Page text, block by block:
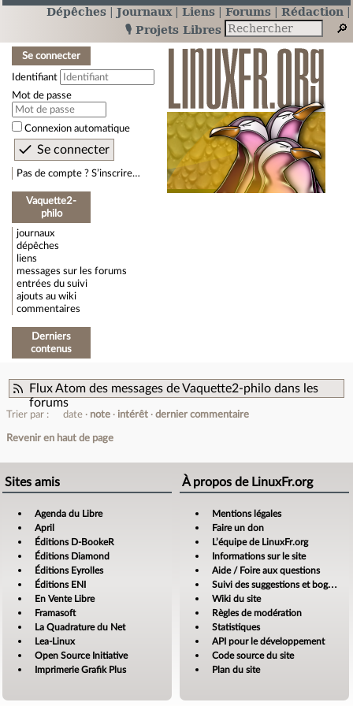
Dépêches Journaux Liens Forums
Rédaction
🎙️ Projets Libres
Se connecter
Identifiant
Mot de passe
Connexion automatique
Pas de compte ? S’inscrire…
Vaquette2-
philo
journaux
dépêches
liens
messages sur les forums
entrées du suivi
ajouts au wiki
commentaires
Derniers
contenus
Flux Atom des messages de Vaquette2-philo dans les
forums
Trier par : date note intérêt dernier commentaire
Revenir en haut de page
Sites amis
Agenda du Libre
April
Éditions D-BookeR
Éditions Diamond
Éditions Eyrolles
Éditions ENI
En Vente Libre
Framasoft
La Quadrature du Net
Lea-Linux
Open Source Initiative
Imprimerie Grafik Plus
À propos de LinuxFr.org
Mentions légales
Faire un don
L’équipe de LinuxFr.org
Informations sur le site
Aide / Foire aux questions
Suivi des suggestions et bogues
Wiki du site
Règles de modération
Statistiques
API pour le développement
Code source du site
Plan du site